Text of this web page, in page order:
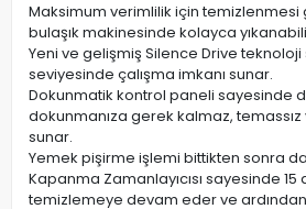
Maksimum verimlilik için temizlenmesi
bulaşık makinesinde kolayca
Yeni ve gelişmiş Silence Drive
seviyesinde çalışma imkanı sunar.
Dokunmatik kontrol paneli sayesinde
dokunmanıza gerek kalmaz, temassız
sunar.
Yemek pişirme işlemi bittikten sonra
Kapanma Zamanlayıcısı sayesinde
temizlemeye devam eder ve